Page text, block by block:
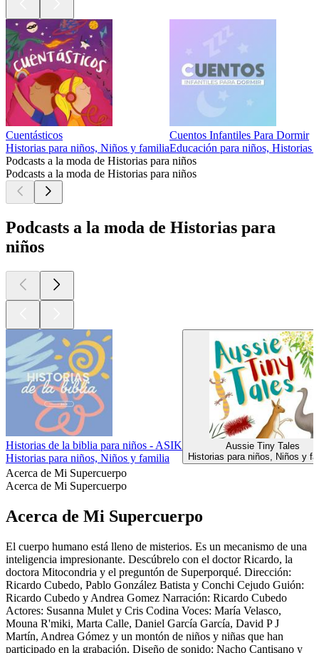
Cuentásticos
Historias para niños, Niños y familia
Cuentos Infantiles Para Dormir
Educación para niños, Historias
Podcasts a la moda de Historias para niños
Podcasts a la moda de Historias para niños
Podcasts a la moda de Historias para
niños
Historias de la biblia para niños - ASIK
Historias para niños, Niños y familia
Aussie Tiny Tales
Historias para niños, Niños y
Acerca de Mi Supercuerpo
Acerca de Mi Supercuerpo
Acerca de Mi Supercuerpo
El cuerpo humano está lleno de misterios. Es un mecanismo de una
inteligencia impresionante. Descúbrelo con el doctor Ricardo, la
doctora Mitocondria y el preguntón de Superporqué. Dirección:
Ricardo Cubedo, Pablo González Batista y Conchi Cejudo Guión:
Ricardo Cubedo y Andrea Gomez Narración: Ricardo Cubedo
Actores: Susanna Mulet y Cris Codina Voces: María Velasco,
Mouna R'miki, Marta Calle, Daniel García García, David P J
Martín, Andrea Gómez y un montón de niños y niñas que han
participado en la grabación. Diseño de sonido: Nacho Cantisano y